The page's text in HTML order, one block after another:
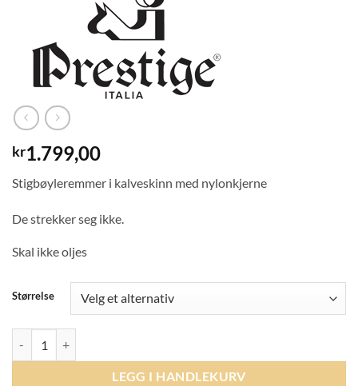
kr1.799,00
Stigbøyleremmer i kalveskinn med nylonkjerne
De strekker seg ikke.
Skal ikke oljes
Størrelse
LEGG I HANDLEKURV